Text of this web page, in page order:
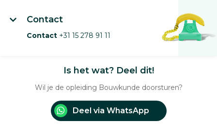
Contact
Contact +31 15 278 91 11
Is het wat? Deel dit!
Wil je de opleiding Bouwkunde doorsturen?
Deel via WhatsApp